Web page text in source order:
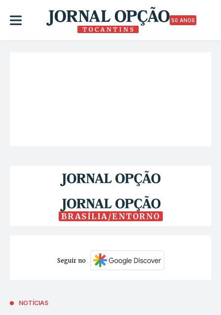
50 ANOS
BRASÍLIA/ENTORNO
Seguir no
NOTÍCIAS